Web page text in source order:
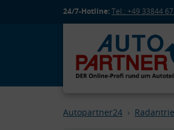
24/7-Hotline:Tel.: +49 33844
Autopartner24